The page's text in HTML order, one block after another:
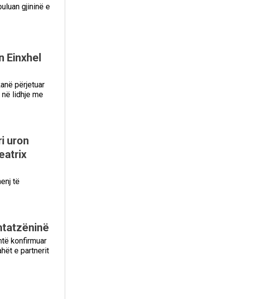
gjininë e
Einxhel
përjetuar
lidhje me
uron
të
konfirmuar
e partnerit